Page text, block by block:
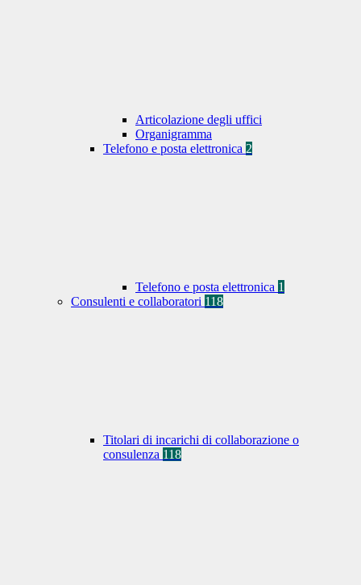
Articolazione degli uffici
Organigramma
Telefono e posta elettronica 2
Telefono e posta elettronica 1
Consulenti e collaboratori 118
Titolari di incarichi di collaborazione o
consulenza 118